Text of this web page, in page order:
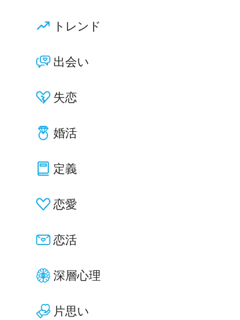
トレンド
出会い
失恋
婚活
定義
恋愛
恋活
深層心理
片思い